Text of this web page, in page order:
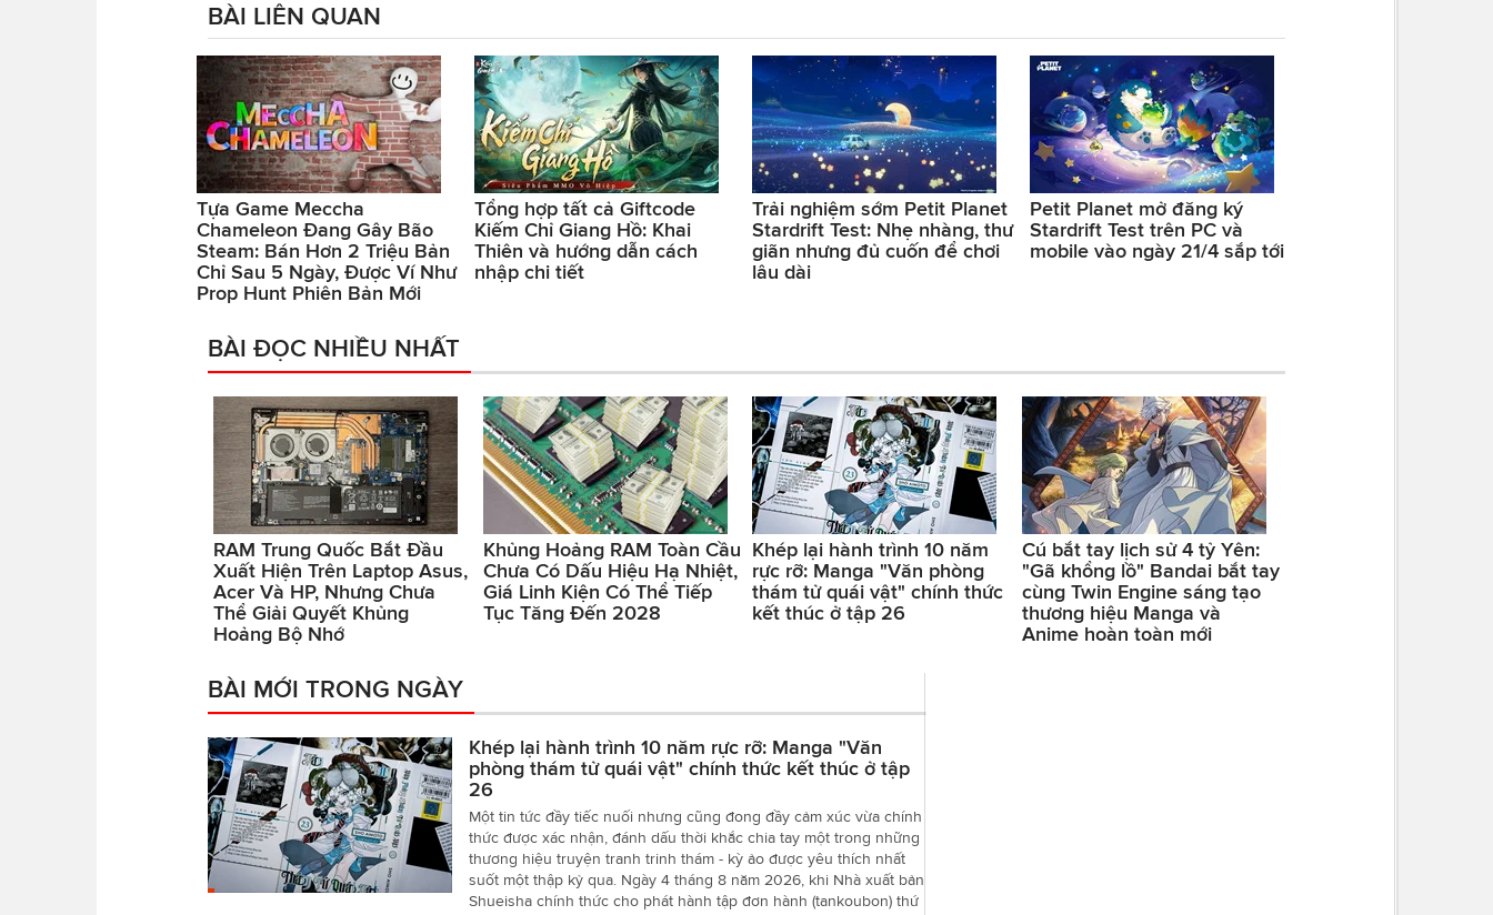
BÀI LIÊN QUAN
Tựa Game Meccha
Chameleon Đang Gây Bão
Steam: Bán Hơn 2 Triệu Bản
Chỉ Sau 5 Ngày, Được Ví Như
Prop Hunt Phiên Bản Mới
Tổng hợp tất cả Giftcode
Kiếm Chỉ Giang Hồ: Khai
Thiên và hướng dẫn cách
nhập chi tiết
Trải nghiệm sớm Petit Planet
Stardrift Test: Nhẹ nhàng, thư
giãn nhưng đủ cuốn để chơi
lâu dài
Petit Planet mở đăng ký
Stardrift Test trên PC và
mobile vào ngày 21/4 sắp tới
BÀI ĐỌC NHIỀU NHẤT
RAM Trung Quốc Bắt Đầu
Xuất Hiện Trên Laptop Asus,
Acer Và HP, Nhưng Chưa
Thể Giải Quyết Khủng
Hoảng Bộ Nhớ
Khủng Hoảng RAM Toàn Cầu
Chưa Có Dấu Hiệu Hạ Nhiệt,
Giá Linh Kiện Có Thể Tiếp
Tục Tăng Đến 2028
Khép lại hành trình 10 năm
rực rỡ: Manga "Văn phòng
thám tử quái vật" chính thức
kết thúc ở tập 26
Cú bắt tay lịch sử 4 tỷ Yên:
"Gã khổng lồ" Bandai bắt tay
cùng Twin Engine sáng tạo
thương hiệu Manga và
Anime hoàn toàn mới
BÀI MỚI TRONG NGÀY
Khép lại hành trình 10 năm rực rỡ: Manga "Văn
phòng thám tử quái vật" chính thức kết thúc ở tập
26
Một tin tức đầy tiếc nuối nhưng cũng đong đầy cảm xúc vừa chính
thức được xác nhận, đánh dấu thời khắc chia tay một trong những
thương hiệu truyện tranh trinh thám - kỳ ảo được yêu thích nhất
suốt một thập kỷ qua. Ngày 4 tháng 8 năm 2026, khi Nhà xuất bản
Shueisha chính thức cho phát hành tập đơn hành (tankoubon) thứ